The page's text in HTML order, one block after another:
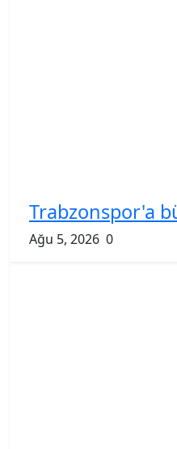
Trabzonspor'a
Ağu 5, 2026 0